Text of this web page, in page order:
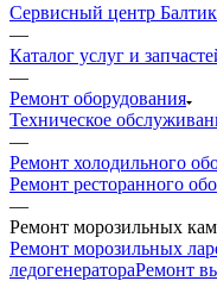
Сервисный центр
—
Каталог услуг и
—
Ремонт оборудования
Техническое
—
Ремонт холодильного
Ремонт ресторанного
—
Ремонт морозильных
Ремонт морозильных
ледогенератораРемонт
Ремонтируем
Быстрая
Срочный выезд
Закрывающие